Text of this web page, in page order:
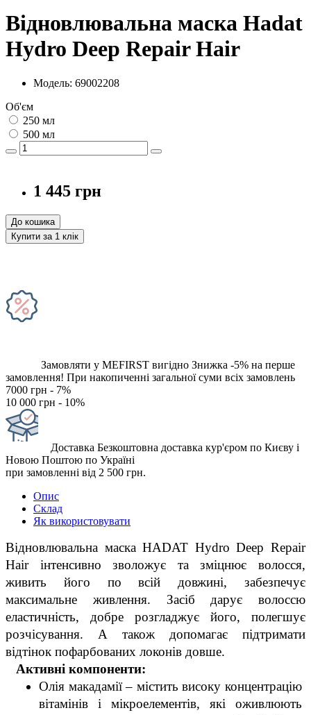
Відновлювальна маска Hadat
Hydro Deep Repair Hair
Модель: 69002208
Об'єм
250 мл
500 мл
1 445 грн
До кошика
Купити за 1 клiк
Замовляти у MEFIRST вигідно Знижка -5% на перше
замовлення! При накопиченні загальної суми всіх замовлень
7000 грн - 7%
10 000 грн - 10%
Доставка Безкоштовна доставка кур'єром по Києву і
Новою Поштою по Україні
при замовленні від 2 500 грн.
Опис
Склад
Як використовувати
Відновлювальна маска HADAT Hydro Deep Repair
Hair інтенсивно зволожує та зміцнює волосся,
живить його по всій довжині, забезпечує
максимальне живлення. Засіб дарує волоссю
еластичність, добре розгладжує його, полегшує
розчісування. А також допомагає підтримати
відтінок пофарбованих локонів довше.
Активні компоненти:
Олія макадамії – містить високу концентрацію
вітамінів і мікроелементів, які оживлюють